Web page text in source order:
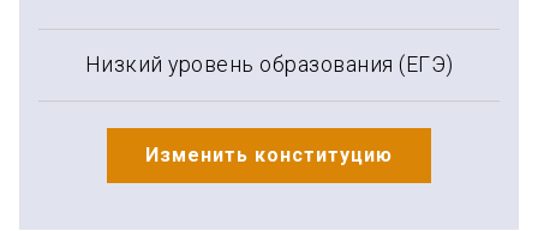
Низкий уровень образования (ЕГЭ)
Изменить конституцию